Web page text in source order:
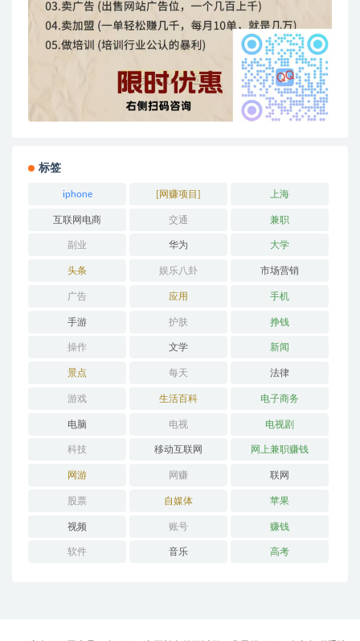
标签
iphone [网赚项目] 上海
互联网电商 交通 兼职
副业 华为 大学
头条 娱乐八卦 市场营销
广告 应用 手机
手游 护肤 挣钱
操作 文学 新闻
景点 每天 法律
游戏 生活百科 电子商务
电脑 电视 电视剧
科技 移动互联网 网上兼职赚钱
网游 网赚 联网
股票 自媒体 苹果
视频 账号 赚钱
软件 音乐 高考